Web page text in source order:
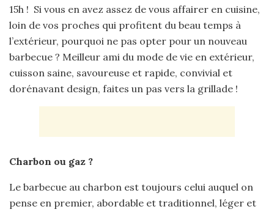
15h ! Si vous en avez assez de vous affairer en cuisine,
loin de vos proches qui profitent du beau temps à
l’extérieur, pourquoi ne pas opter pour un nouveau
barbecue ? Meilleur ami du mode de vie en extérieur,
cuisson saine, savoureuse et rapide, convivial et
dorénavant design, faites un pas vers la grillade !
Charbon ou gaz ?
Le barbecue au charbon est toujours celui auquel on
pense en premier, abordable et traditionnel, léger et